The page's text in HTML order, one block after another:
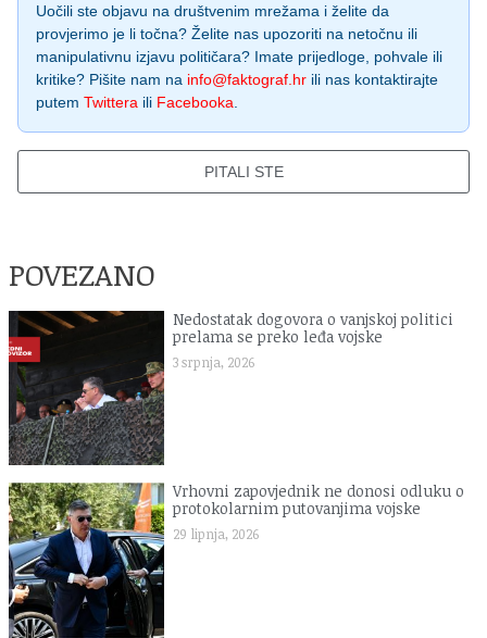
Uočili ste objavu na društvenim mrežama i želite da
provjerimo je li točna? Želite nas upozoriti na netočnu ili
manipulativnu izjavu političara? Imate prijedloge, pohvale ili
kritike? Pišite nam na info@faktograf.hr ili nas kontaktirajte
putem Twittera ili Facebooka
PITALI STE
POVEZANO
Nedostatak dogovora o vanjskoj politici
prelama se preko leđa vojske
3 srpnja, 2026
Vrhovni zapovjednik ne donosi odluku o
protokolarnim putovanjima vojske
29 lipnja, 2026